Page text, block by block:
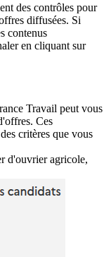
des contrôles pour
diffusées. Si
contenus
en cliquant sur
Travail peut vous
Ces
critères que vous
d'ouvrier agricole,